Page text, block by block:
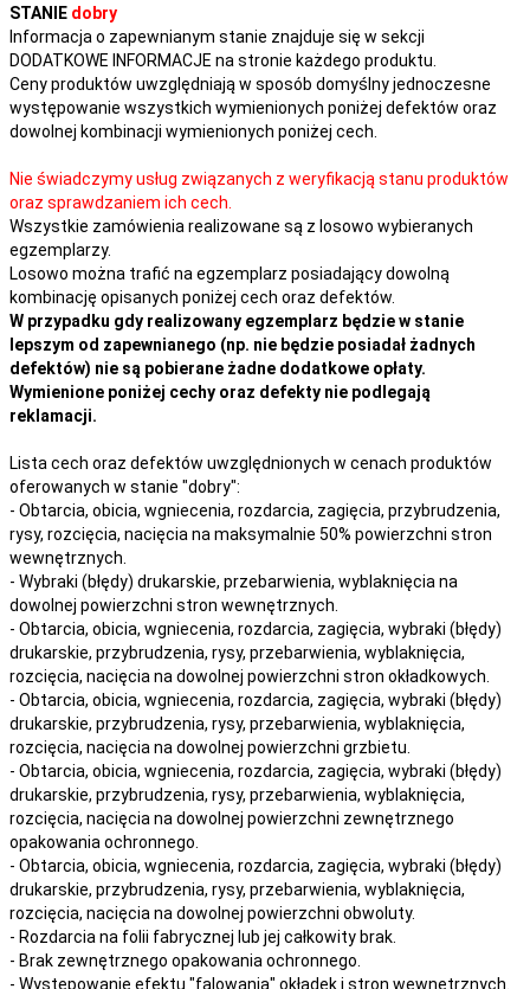
STANIE dobry
Informacja o zapewnianym stanie znajduje się w sekcji
DODATKOWE INFORMACJE na stronie każdego produktu.
Ceny produktów uwzględniają w sposób domyślny jednoczesne
występowanie wszystkich wymienionych poniżej defektów oraz
dowolnej kombinacji wymienionych poniżej cech.
Nie świadczymy usług związanych z weryfikacją stanu produktów
oraz sprawdzaniem ich cech.
Wszystkie zamówienia realizowane są z losowo wybieranych
egzemplarzy.
Losowo można trafić na egzemplarz posiadający dowolną
kombinację opisanych poniżej cech oraz defektów.
W przypadku gdy realizowany egzemplarz będzie w stanie
lepszym od zapewnianego (np. nie będzie posiadał żadnych
defektów) nie są pobierane żadne dodatkowe opłaty.
Wymienione poniżej cechy oraz defekty nie podlegają
reklamacji.
Lista cech oraz defektów uwzględnionych w cenach produktów
oferowanych w stanie "dobry":
- Obtarcia, obicia, wgniecenia, rozdarcia, zagięcia, przybrudzenia,
rysy, rozcięcia, nacięcia na maksymalnie 50% powierzchni stron
wewnętrznych.
- Wybraki (błędy) drukarskie, przebarwienia, wyblaknięcia na
dowolnej powierzchni stron wewnętrznych.
- Obtarcia, obicia, wgniecenia, rozdarcia, zagięcia, wybraki (błędy)
drukarskie, przybrudzenia, rysy, przebarwienia, wyblaknięcia,
rozcięcia, nacięcia na dowolnej powierzchni stron okładkowych.
- Obtarcia, obicia, wgniecenia, rozdarcia, zagięcia, wybraki (błędy)
drukarskie, przybrudzenia, rysy, przebarwienia, wyblaknięcia,
rozcięcia, nacięcia na dowolnej powierzchni grzbietu.
- Obtarcia, obicia, wgniecenia, rozdarcia, zagięcia, wybraki (błędy)
drukarskie, przybrudzenia, rysy, przebarwienia, wyblaknięcia,
rozcięcia, nacięcia na dowolnej powierzchni zewnętrznego
opakowania ochronnego.
- Obtarcia, obicia, wgniecenia, rozdarcia, zagięcia, wybraki (błędy)
drukarskie, przybrudzenia, rysy, przebarwienia, wyblaknięcia,
rozcięcia, nacięcia na dowolnej powierzchni obwoluty.
- Rozdarcia na folii fabrycznej lub jej całkowity brak.
- Brak zewnętrznego opakowania ochronnego.
- Występowanie efektu "falowania" okładek i stron wewnętrznych.